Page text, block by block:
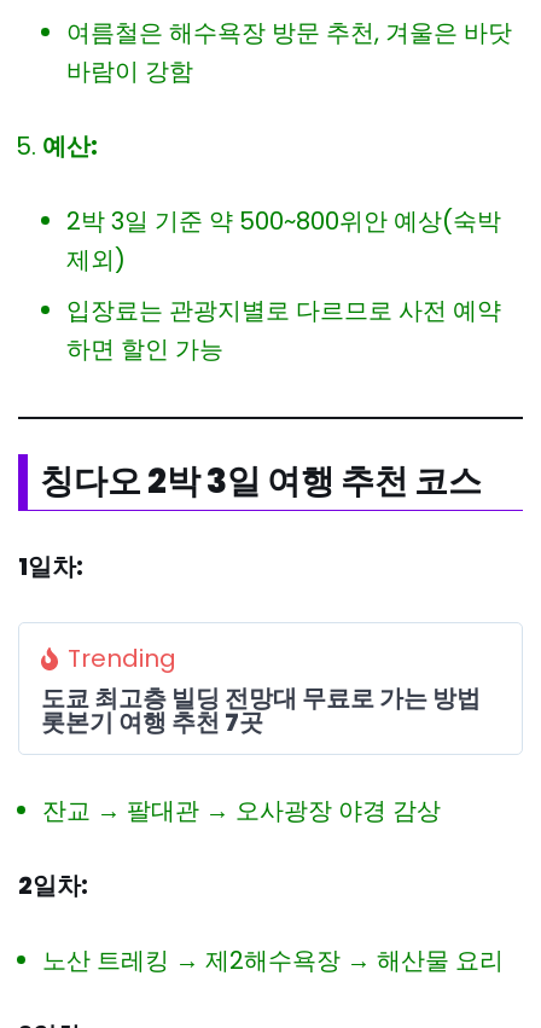
여름철은 해수욕장 방문 추천, 겨울은 바닷
바람이 강함
예산:
2박 3일 기준 약 500~800위안 예상(숙박
제외)
입장료는 관광지별로 다르므로 사전 예약
하면 할인 가능
칭다오 2박 3일 여행 추천 코스
1일차:
Trending
도쿄 최고층 빌딩 전망대 무료로 가는 방법
롯본기 여행 추천 7곳
잔교 → 팔대관 → 오사광장 야경 감상
2일차:
노산 트레킹 → 제2해수욕장 → 해산물 요리